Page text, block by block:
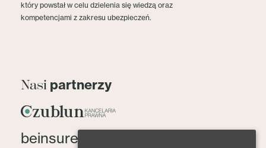
który powstał w celu dzielenia się wiedzą oraz
kompetencjami z zakresu ubezpieczeń.
Nasi partnerzy
beinsured@beinsured.pl